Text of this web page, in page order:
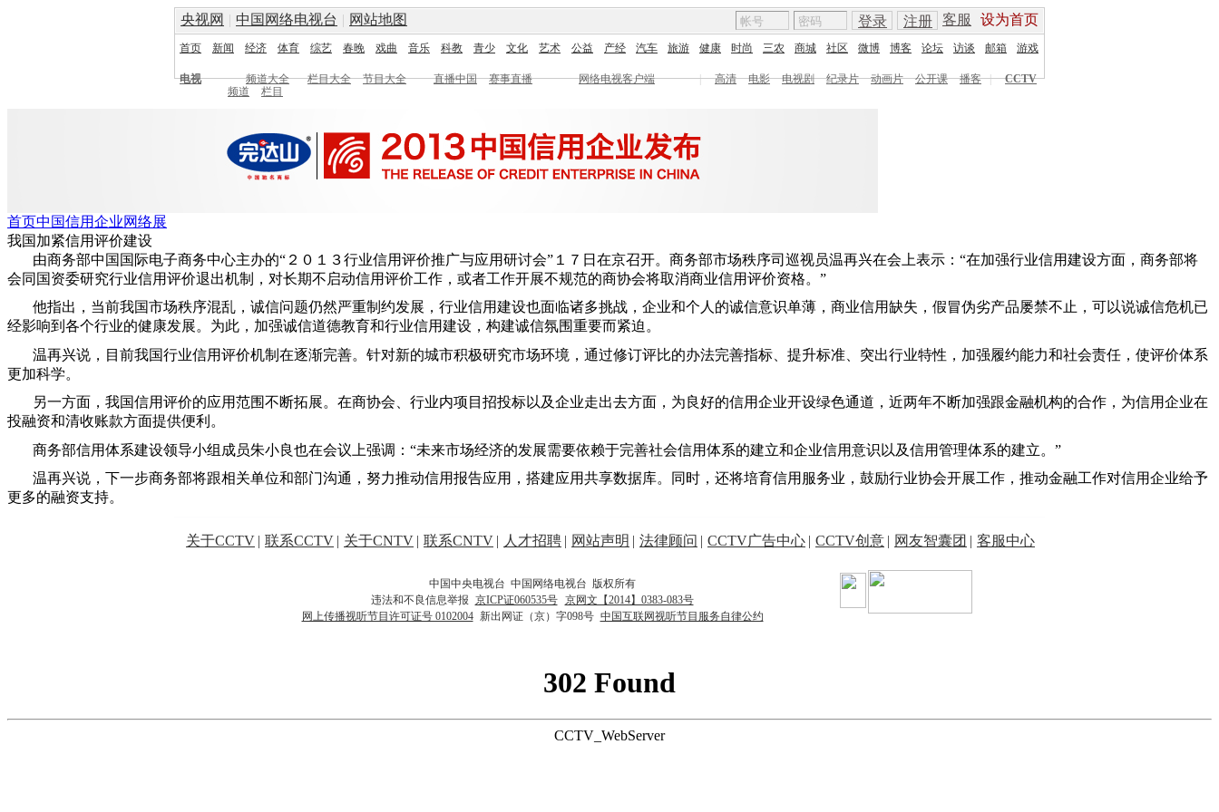
央视网 | 中国网络电视台 | 网站地图 客服 设为首页
登录 注册
首页 新闻 经济 体育 综艺 春晚 戏曲 音乐 科教 青少 文化 艺术 公益 产经 汽车 旅游 健康 时尚 三农 商城 社区 微博 博客 论坛 访谈 邮箱 游戏
电视 频道大全 栏目大全 节目大全 直播中国 赛事直播 网络电视客户端 | 高清 电影 电视剧 纪录片 动画片 公开课 播客 |
CCTV
频道
栏目
首页中国信用企业网络展
我国加紧信用评价建设
由商务部中国国际电子商务中心主办的“２０１３行业信用评价推广与应用研讨会”１７日在京召开。商务部市场秩序司巡视员温再兴在会上表示：“在加强行业信用建设方面，商务部将
会同国资委研究行业信用评价退出机制，对长期不启动信用评价工作，或者工作开展不规范的商协会将取消商业信用评价资格。”
他指出，当前我国市场秩序混乱，诚信问题仍然严重制约发展，行业信用建设也面临诸多挑战，企业和个人的诚信意识单薄，商业信用缺失，假冒伪劣产品屡禁不止，可以说诚信危机已
经影响到各个行业的健康发展。为此，加强诚信道德教育和行业信用建设，构建诚信氛围重要而紧迫。
温再兴说，目前我国行业信用评价机制在逐渐完善。针对新的城市积极研究市场环境，通过修订评比的办法完善指标、提升标准、突出行业特性，加强履约能力和社会责任，使评价体系
更加科学。
另一方面，我国信用评价的应用范围不断拓展。在商协会、行业内项目招投标以及企业走出去方面，为良好的信用企业开设绿色通道，近两年不断加强跟金融机构的合作，为信用企业在
投融资和清收账款方面提供便利。
商务部信用体系建设领导小组成员朱小良也在会议上强调：“未来市场经济的发展需要依赖于完善社会信用体系的建立和企业信用意识以及信用管理体系的建立。”
温再兴说，下一步商务部将跟相关单位和部门沟通，努力推动信用报告应用，搭建应用共享数据库。同时，还将培育信用服务业，鼓励行业协会开展工作，推动金融工作对信用企业给予
更多的融资支持。
关于CCTV | 联系CCTV | 关于CNTV | 联系CNTV | 人才招聘 | 网站声明 | 法律顾问 | CCTV广告中心 | CCTV创意 | 网友智囊团 | 客服中心
中国中央电视台 中国网络电视台 版权所有
违法和不良信息举报 京ICP证060535号
京网文【2014】0383-083号
网上传播视听节目许可证号 0102004 新出网证（京）字098号 中国互联网视听节目服务自律公约
302 Found
CCTV_WebServer